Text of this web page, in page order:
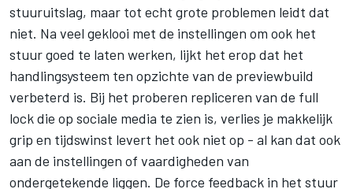
stuuruitslag, maar tot echt grote problemen leidt dat
niet. Na veel geklooi met de instellingen om ook het
stuur goed te laten werken, lijkt het erop dat het
handlingsysteem ten opzichte van de previewbuild
verbeterd is. Bij het proberen repliceren van de full
lock die op sociale media te zien is, verlies je makkelijk
grip en tijdswinst levert het ook niet op - al kan dat ook
aan de instellingen of vaardigheden van
ondergetekende liggen. De force feedback in het stuur